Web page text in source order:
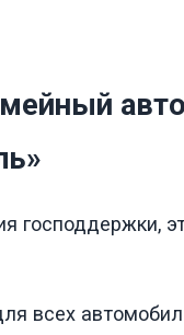
господдержки,
всех